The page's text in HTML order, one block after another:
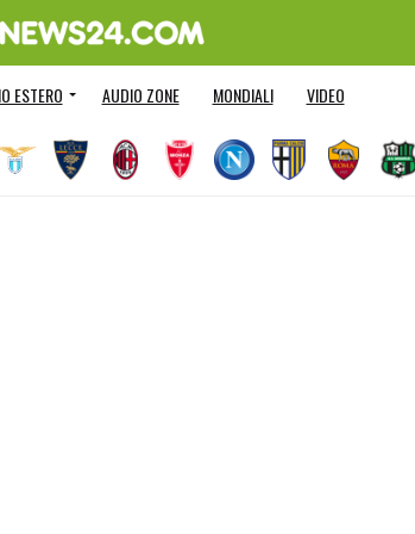
ESTERO AUDIO ZONE MONDIALI VIDEO